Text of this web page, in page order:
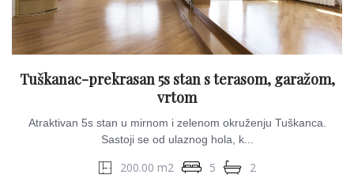
Tuškanac-prekrasan 5s stan s terasom, garažom,
vrtom
Atraktivan 5s stan u mirnom i zelenom okruženju Tuškanca.
Sastoji se od ulaznog hola, k...
200.00 m2 5 2